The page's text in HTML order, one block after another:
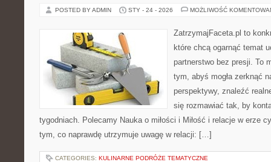
POSTED BY ADMIN STY - 24 - 2026 MOŻLIWOŚĆ
ZatrzymajFaceta.pl to
które chcą ogarnąć temat
partnerstwo bez presji. To
tym, abyś mogła zerknąć
perspektywy, znaleźć
się rozmawiać tak, by
tygodniach. Polecamy Nauka o miłości i Miłość i relacje w erze
tym, co naprawdę utrzymuje uwagę w relacji: […]
CATEGORIES: KULINARNE PODRÓŻE TEMATYCZNE